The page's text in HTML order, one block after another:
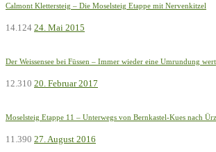
Calmont Klettersteig – Die Moselsteig Etappe mit Nervenkitzel
14.124 24. Mai 2015
Der Weissensee bei Füssen – Immer wieder eine Umrundung wert
12.310 20. Februar 2017
Moselsteig Etappe 11 – Unterwegs von Bernkastel-Kues nach
11.390 27. August 2016